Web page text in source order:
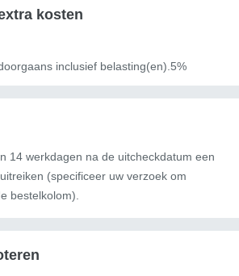
kosten
inclusief belasting(en).5%
14 werkdagen na de uitcheckdatum een
(specificeer uw verzoek om
bestelkolom).